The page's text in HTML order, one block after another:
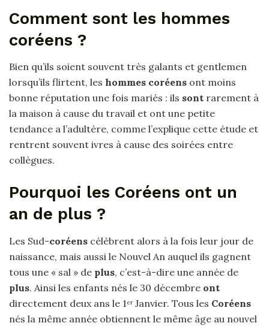
Comment sont les hommes
coréens ?
Bien qu’ils soient souvent très galants et gentlemen
lorsqu’ils flirtent, les hommes coréens ont moins
bonne réputation une fois mariés : ils sont rarement à
la maison à cause du travail et ont une petite
tendance a l’adultère, comme l’explique cette étude et
rentrent souvent ivres à cause des soirées entre
collègues.
Pourquoi les Coréens ont un
an de plus ?
Les Sud-coréens célèbrent alors à la fois leur jour de
naissance, mais aussi le Nouvel An auquel ils gagnent
tous une « sal » de plus, c’est-à-dire une année de
plus. Ainsi les enfants nés le 30 décembre ont
directement deux ans le 1 erJanvier. Tous les Coréens
nés la même année obtiennent le même âge au nouvel